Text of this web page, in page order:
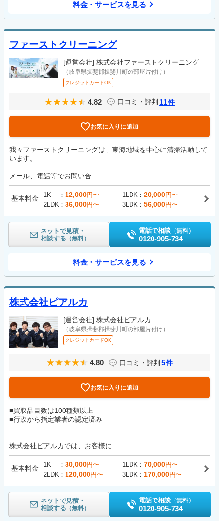
料金・サービスを見る
ファーストクリーニング
[運営会社] 株式会社ファーストクリーニング
（岐阜県揖斐郡揖斐川町の部屋片付け）
クレジットカードOK
4.82 口コミ・評判 11件
お気に入りに追加
我々ファーストクリーニングは、東海地域を中心に清掃活動して
います。
メール、電話等でお問い合...
基本料金 1K 12,000円〜 1LDK 20,000円〜
2LDK
36,000円〜 3LDK 56,000円〜
ネットで見積・
相談する （無料）
電話で相談 （無料）
0120-905-734
料金・サービスを見る
株式会社ピアルカ
[運営会社] 株式会社ピアルカ
（岐阜県揖斐郡揖斐川町の部屋片付け）
クレジットカードOK
4.80 口コミ・評判 5件
お気に入りに追加
■買取品目数は100種類以上
■行政から指定業者の認定済み
株式会社ピアルカでは、お客様に...
基本料金 1K 30,000円〜 1LDK 70,000円〜
2LDK
120,000円〜 3LDK 170,000円〜
ネットで見積・
相談する （無料）
電話で相談 （無料）
0120-905-734